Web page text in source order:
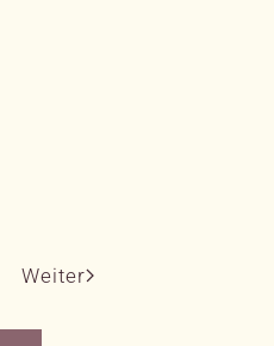
Weiter